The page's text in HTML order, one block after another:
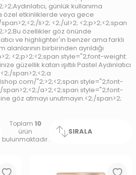
günlük kullanıma
özel etkinliklerde veya gece
li>2; <2;/ul>2; <2;p>2;<2;span
özellikler göz önünde
ve highlighter'ın benzer ama farklı
alanlarının birbirinden ayrıldığı
<2;p>2;<2;span style="2;font-weight:
güzellik katan ışıltılı Pastel Aydınlatıcı
span>2;<2;a
"2;>2;<2;span style="2;font-
span>2;<2;/a>2;<2;span style="2;font-
göz atmayı unutmayın.<2;/span>2;
Toplam 10
ürün
bulunmaktadır.
SIRALA